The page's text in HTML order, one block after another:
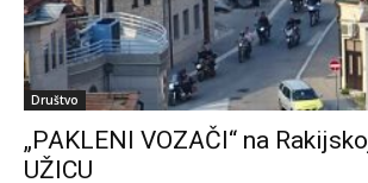
Društvo
„PAKLENI VOZAČI“ na
UŽICU